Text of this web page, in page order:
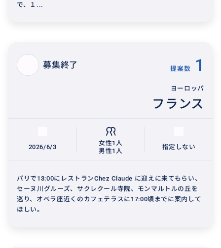
で、１...
募集終了 提案数 1
ヨーロッパ
フランス
2026/6/3
女性1人
男性1人
指定しない
パリで13:00にレストランChez Claude に迎えに来てもらい、
セーヌ川グルーズ、サクレクール寺院、モンマルトルの丘を
巡り、オペラ座近くのカフェテラスに17:00頃までに案内して
ほしい。